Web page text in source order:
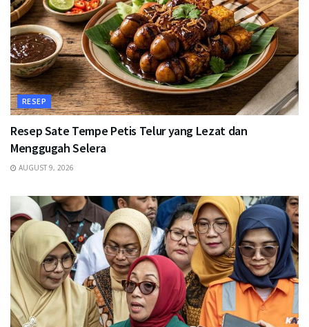
RESEP
Resep Sate Tempe Petis Telur yang Lezat dan
Menggugah Selera
AUGUST 9, 2026